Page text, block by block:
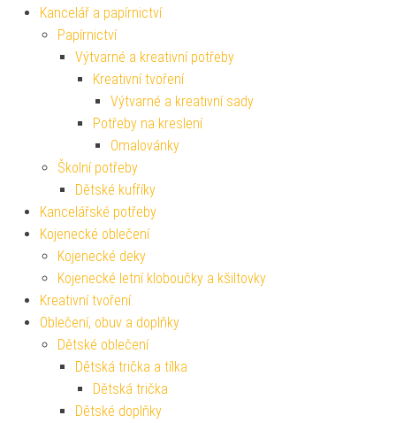
Kancelář a papírnictví
Papírnictví
Výtvarné a kreativní potřeby
Kreativní tvoření
Výtvarné a kreativní sady
Potřeby na kreslení
Omalovánky
Školní potřeby
Dětské kufříky
Kancelářské potřeby
Kojenecké oblečení
Kojenecké deky
Kojenecké letní kloboučky a kšiltovky
Kreativní tvoření
Oblečení, obuv a doplňky
Dětské oblečení
Dětská trička a tílka
Dětská trička
Dětské doplňky